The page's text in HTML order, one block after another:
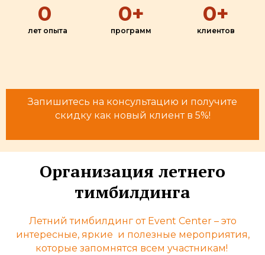
0
лет опыта
0+
программ
0+
клиентов
Запишитесь на консультацию и получите
скидку как новый клиент в 5%!
Организация летнего
тимбилдинга
Летний тимбилдинг от Event Center – это
интересные, яркие и полезные мероприятия,
которые запомнятся всем участникам!